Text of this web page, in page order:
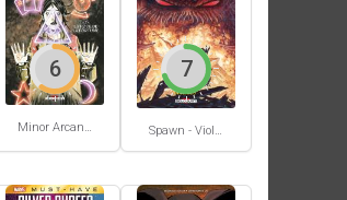
Minor Arcana #2
6
Spawn - Violator - Origines
7